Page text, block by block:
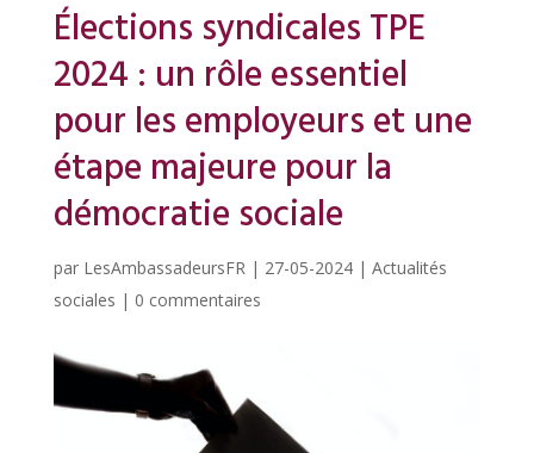
Élections syndicales TPE
2024 : un rôle essentiel
pour les employeurs et une
étape majeure pour la
démocratie sociale
par LesAmbassadeursFR| 27-05-2024| Actualités
sociales | 0 commentaires